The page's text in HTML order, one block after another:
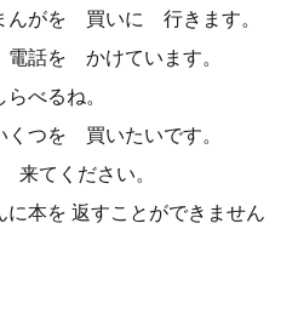
んがを 買いに 行きます。
話を かけています。
べるね。
つを 買いたいです。
てください。
本を 返すことができません